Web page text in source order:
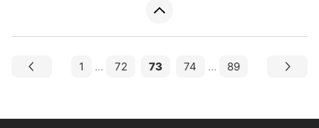
1 ... 72 73 74 ... 89